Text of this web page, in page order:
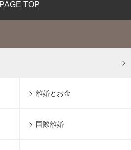
PAGE TOP
離婚とお金
国際離婚